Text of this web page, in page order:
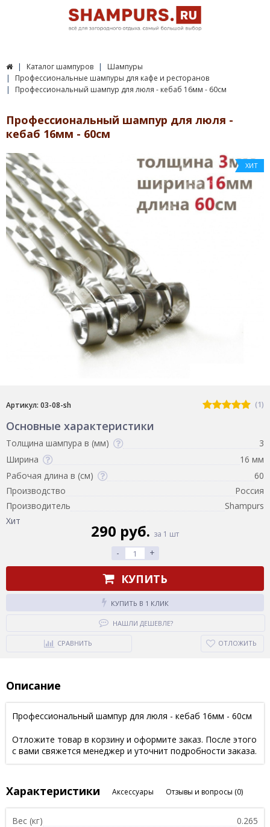
Каталог шампуров
Шампуры
Профессиональные шампуры для кафе и ресторанов
Профессиональный шампур для люля - кебаб 16мм - 60см
Профессиональный шампур для люля -
кебаб 16мм - 60см
ХИТ
Артикул: 03-08-sh (1)
Основные характеристики
Толщина шампура в (мм)
3
Ширина
16 мм
Рабочая длина в (см)
60
Производство
Россия
Производитель
Shampurs
Хит
290 руб. за 1 шт
- +
КУПИТЬ
КУПИТЬ В 1 КЛИК
НАШЛИ ДЕШЕВЛЕ?
СРАВНИТЬ ОТЛОЖИТЬ
Описание
Профессиональный шампур для люля - кебаб 16мм - 60см
Отложите товар в корзину и оформите заказ. После этого
с вами свяжется менеджер и уточнит подробности заказа.
Характеристики Аксессуары Отзывы и вопросы (0)
Вес (кг)
0.265